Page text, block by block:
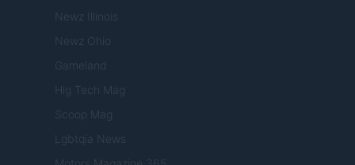
Newz Illinois
Newz Ohio
Gameland
Hig Tech Mag
Scoop Mag
Lgbtqia News